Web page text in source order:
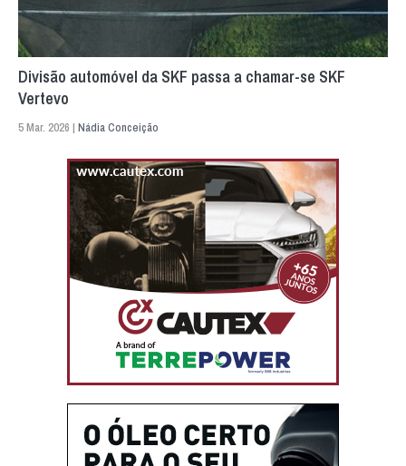
Divisão automóvel da SKF passa a chamar-se SKF
Vertevo
5 Mar. 2026 | Nádia Conceição